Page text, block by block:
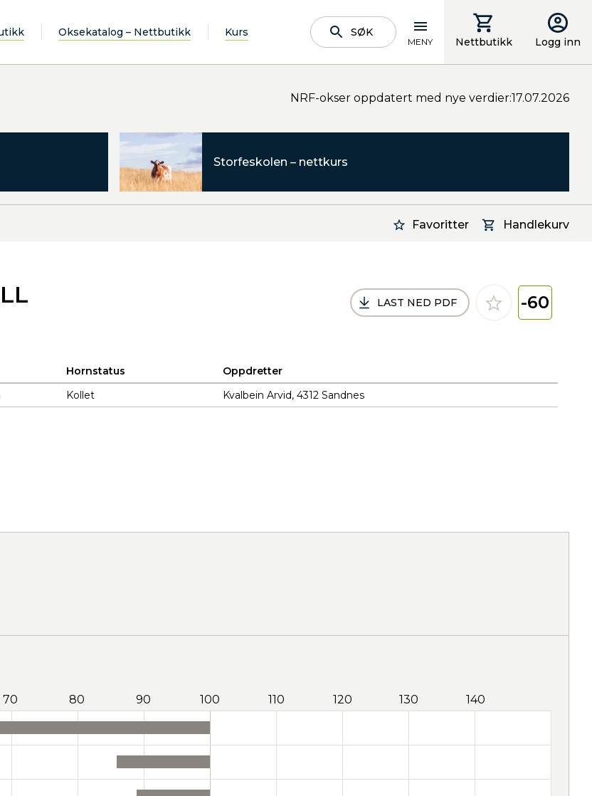
Oksekatalog – Nettbutikk Kurs SØK
MENY Nettbutikk Logg inn
NRF-okser oppdatert med nye verdier:17.07.2026
Storfeskolen – nettkurs
Favoritter Handlekurv
LAST NED PDF -60
Hornstatus
Oppdretter
Kollet Kvalbein Arvid, 4312 Sandnes
70 80 90 100 110 120 130 140